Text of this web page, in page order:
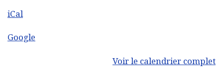
iCal
Google
Voir le calendrier complet